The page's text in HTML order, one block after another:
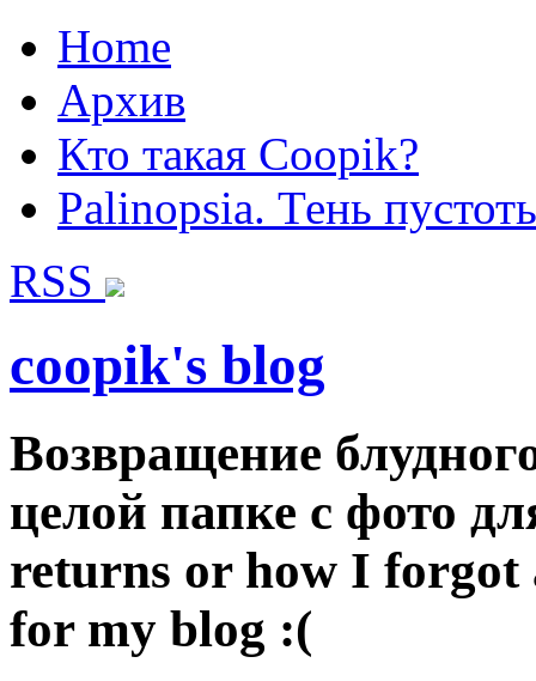
Home
Архив
Кто такая Coopik?
Palinopsia. Тень
RSS
coopik's blog
Возвращение
целой папке с фото
returns or how I forgot
for my blog :(